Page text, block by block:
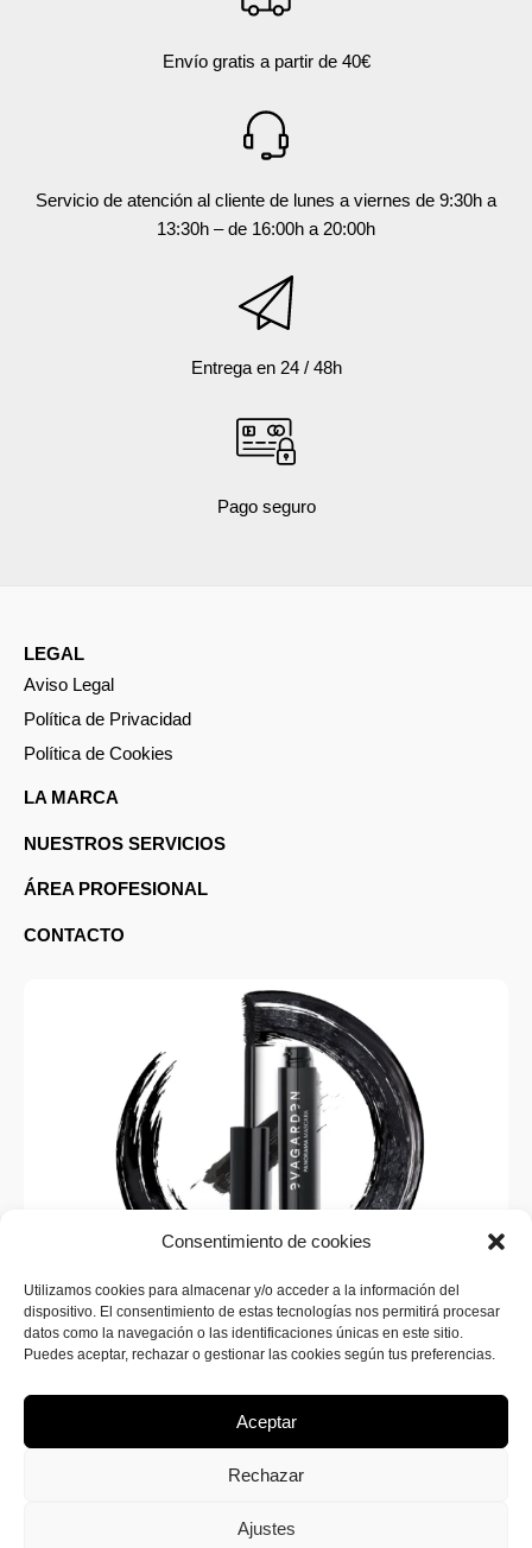
Consentimiento de cookies
Utilizamos cookies para almacenar y/o acceder a la información del
dispositivo. El consentimiento de estas tecnologías nos permitirá procesar
datos como la navegación o las identificaciones únicas en este sitio.
Puedes aceptar, rechazar o gestionar las cookies según tus preferencias.
Aceptar
Rechazar
Ajustes
Envío gratis a partir de 40€
Servicio de atención al cliente de lunes a viernes de 9:30h a
13:30h – de 16:00h a 20:00h
Entrega en 24 / 48h
Pago seguro
LEGAL
Aviso Legal
Política de Privacidad
Política de Cookies
LA MARCA
NUESTROS SERVICIOS
ÁREA PROFESIONAL
CONTACTO
SUSCRÍBETE A LA WEB
¡Inscríbete ahora en SINERGIA MAKEUP para recibir